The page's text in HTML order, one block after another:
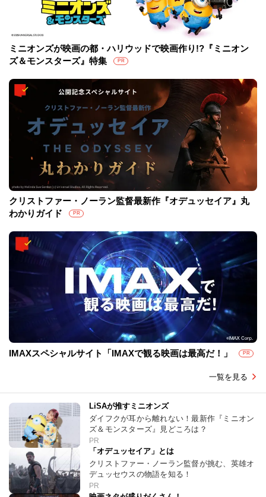
ミニオンズが映画の都・ハリウッドで映画作り!?『ミニオン
ズ＆モンスターズ』特集
PR
クリストファー・ノーラン監督最新作『オデュッセイア』丸
わかりガイド
PR
IMAXスペシャルサイト「IMAXで観る映画は最高だ！」 PR
一覧を見る
LiSAが推すミニオンズ
ダイフクが耳から離れない！最新作『ミニオン
ズ＆モンスターズ』見どころは？
PR
「オデュッセイア」とは
クリストファー・ノーラン監督が挑む、英雄オ
デュッセウスの物語を知る！
PR